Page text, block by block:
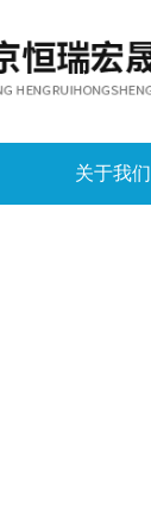
关于我们